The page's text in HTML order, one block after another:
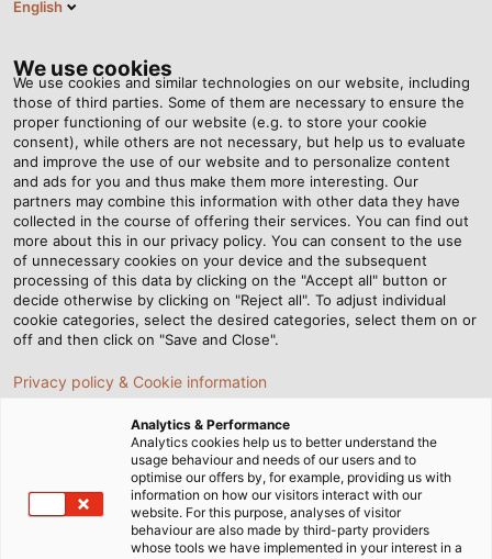
Trang chủ
Tin tức
3 yếu tố giúp cáp SOLARFLEX có thể chôn trực tiếp dưới đất
3 yếu tố giúp cáp
SOLARFLEX có thể chôn trực
tiếp dưới đất
Dòng cáp SOLARFLEX nổi bật với khả năng chôn trực tiếp
dưới đất mà vẫn đảm bảo an toàn và độ bền lâu dài. Điều
này được tạo nên bởi 3 yếu tố chính là chất liệu lớp vỏ,
khả năng chống nước và chống chịu tia UV, ozone, điều
kiện thời tiết.
English
We use cookies
We use cookies and similar technologies on our website, including
those of third parties. Some of them are necessary to ensure the
proper functioning of our website (e.g. to store your cookie
consent), while others are not necessary, but help us to evaluate
and improve the use of our website and to personalize content
and ads for you and thus make them more interesting. Our
partners may combine this information with other data they have
collected in the course of offering their services. You can find out
more about this in our privacy policy. You can consent to the use
of unnecessary cookies on your device and the subsequent
processing of this data by clicking on the "Accept all" button or
decide otherwise by clicking on "Reject all". To adjust individual
cookie categories, select the desired categories, select them on or
off and then click on "Save and Close".
Privacy policy & Cookie information
Analytics & Performance
Analytics cookies help us to better understand the
usage behaviour and needs of our users and to
optimise our offers by, for example, providing us with
information on how our visitors interact with our
website. For this purpose, analyses of visitor
behaviour are also made by third-party providers
whose tools we have implemented in your interest in a